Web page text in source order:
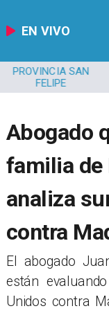
EN VIVO
PROVINCIA SAN
FELIPE
Abogado
familia de
analiza
contra
El abogado
están
Unidos contra